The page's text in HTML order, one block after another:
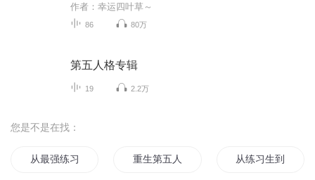
作者：幸运四叶草～
86 80万
第五人格专辑
19 2.2万
您是不是在找：
从最强练习生到全球巨星重生第五人格 从练习生到影帝